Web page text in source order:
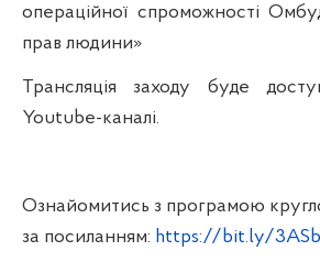
операційної спроможності
прав людини»
Трансляція заходу буде
Youtube-каналі.
Ознайомитись з програмою
за посиланням: https://bit.ly/